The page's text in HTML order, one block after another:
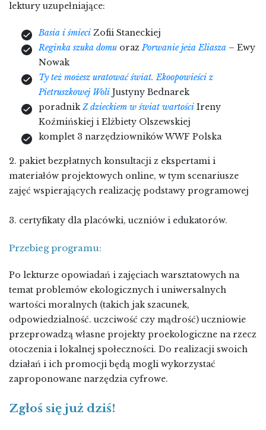
lektury uzupełniające:
Basia i śmieci Zofii Staneckiej
Reginka szuka domu orazPorwanie jeża Eliasza – Ewy
Nowak
Ty też możesz uratować świat. Ekoopowieści z
Pietruszkowej Woli Justyny Bednarek
poradnikZ dzieckiem w świat wartości Ireny
Koźmińskiej i Elżbiety Olszewskiej
komplet 3 narzędziowników WWF Polska
2. pakiet bezpłatnych konsultacji z ekspertami i
materiałów projektowych online, w tym scenariusze
zajęć wspierających realizację podstawy programowej
3. certyfikaty dla placówki, uczniów i edukatorów.
Przebieg programu:
Po lekturze opowiadań i zajęciach warsztatowych na
temat problemów ekologicznych i uniwersalnych
wartości moralnych (takich jak szacunek,
odpowiedzialność. uczciwość czy mądrość) uczniowie
przeprowadzą własne projekty proekologiczne na rzecz
otoczenia i lokalnej społeczności. Do realizacji swoich
działań i ich promocji będą mogli wykorzystać
zaproponowane narzędzia cyfrowe.
Zgłoś się już dziś!